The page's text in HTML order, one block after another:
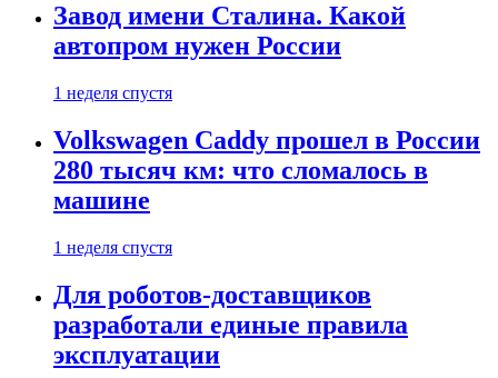
Завод имени Сталина. Какой
автопром нужен России
1 неделя спустя
Volkswagen Caddy прошел в России
280 тысяч км: что сломалось в
машине
1 неделя спустя
Для роботов-доставщиков
разработали единые правила
эксплуатации